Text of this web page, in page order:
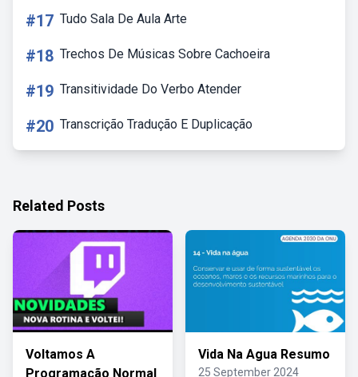
#17 Tudo Sala De Aula Arte
#18 Trechos De Músicas Sobre Cachoeira
#19 Transitividade Do Verbo Atender
#20 Transcrição Tradução E Duplicação
Related Posts
Voltamos A
Programação Normal
Vida Na Agua Resumo
25 September 2024